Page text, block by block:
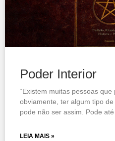
Poder Interior
“Existem muitas pessoas que
obviamente, ter algum tipo
pode não ser assim. Pode
LEIA MAIS »